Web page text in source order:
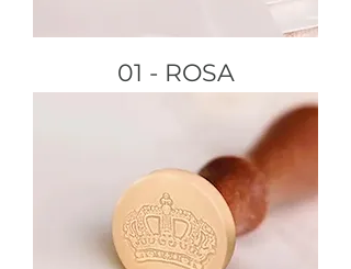
01 - ROSA